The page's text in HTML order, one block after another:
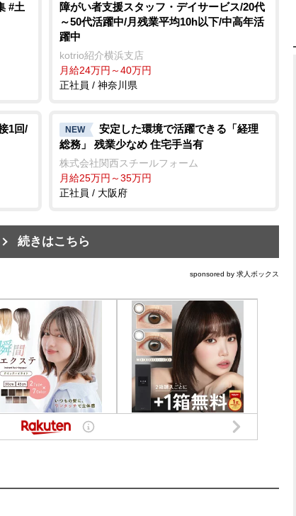
#土
障がい者支援スタッフ・デイサービス/20代
～50代活躍中/月残業平均10h以下/中高年活
躍中
kotrio紹介横浜支店
月給24万円～40万円
正社員 / 神奈川県
1回/ NEW
安定した環境で活躍できる「経理
総務」 残業少なめ 住宅手当有
株式会社関西スチールフォーム
月給25万円～35万円
正社員 / 大阪府
続きはこちら
sponsored by 求人ボックス